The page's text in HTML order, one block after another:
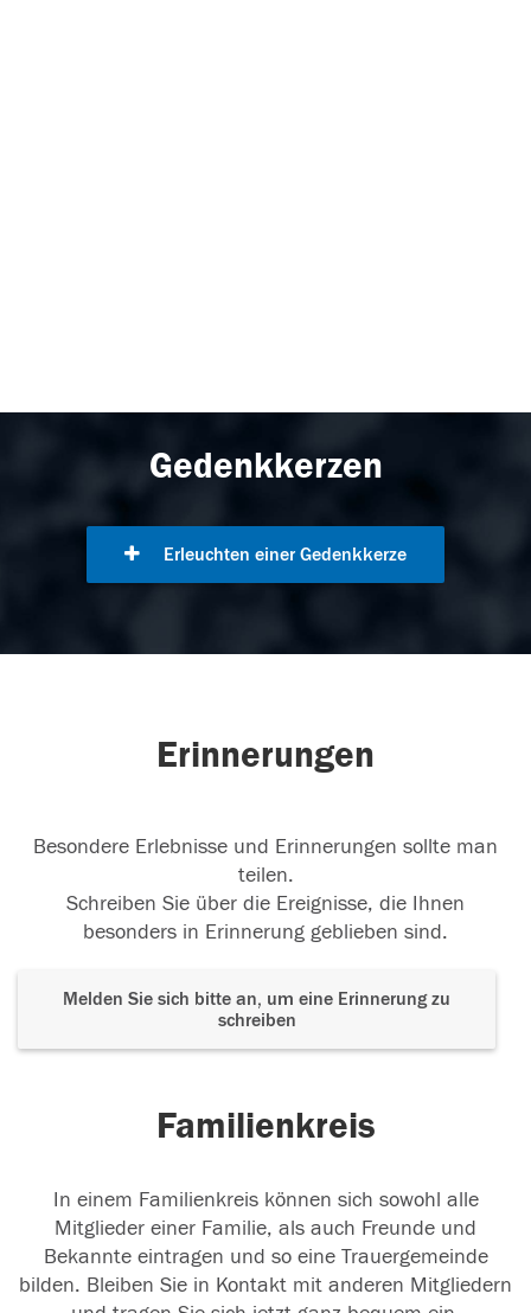
Gedenkkerzen
Erleuchten einer Gedenkkerze
Erinnerungen
Besondere Erlebnisse und Erinnerungen sollte man
teilen.
Schreiben Sie über die Ereignisse, die Ihnen
besonders in Erinnerung geblieben sind.
Melden Sie sich bitte an, um eine Erinnerung zu
schreiben
Familienkreis
In einem Familienkreis können sich sowohl alle
Mitglieder einer Familie, als auch Freunde und
Bekannte eintragen und so eine Trauergemeinde
bilden. Bleiben Sie in Kontakt mit anderen Mitgliedern